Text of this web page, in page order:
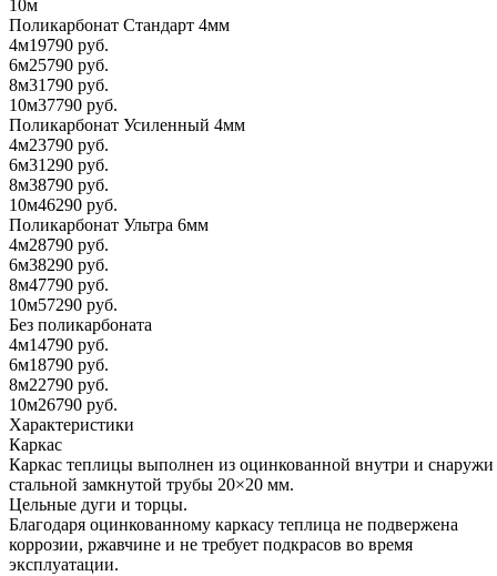
10м
Поликарбонат Стандарт 4мм
4м19790 руб.
6м25790 руб.
8м31790 руб.
10м37790 руб.
Поликарбонат Усиленный 4мм
4м23790 руб.
6м31290 руб.
8м38790 руб.
10м46290 руб.
Поликарбонат Ультра 6мм
4м28790 руб.
6м38290 руб.
8м47790 руб.
10м57290 руб.
Без поликарбоната
4м14790 руб.
6м18790 руб.
8м22790 руб.
10м26790 руб.
Характеристики
Каркас
Каркас теплицы выполнен из оцинкованной внутри и снаружи
стальной замкнутой трубы 20×20 мм.
Цельные дуги и торцы.
Благодаря оцинкованному каркасу теплица не подвержена
коррозии, ржавчине и не требует подкрасов во время
эксплуатации.